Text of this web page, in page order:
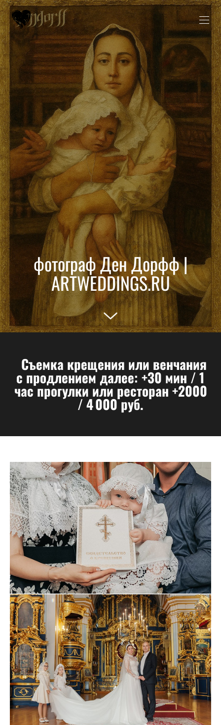
фотограф Ден Дорфф |
ARTWEDDINGS.RU
Съемка крещения или венчания
c продлением далее: +30 мин / 1
час прогулки или ресторан +2000
/ 4 000 руб.